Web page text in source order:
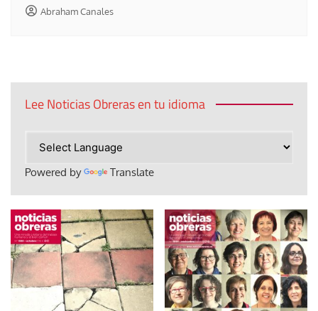
Abraham Canales
Lee Noticias Obreras en tu idioma
Powered by Translate